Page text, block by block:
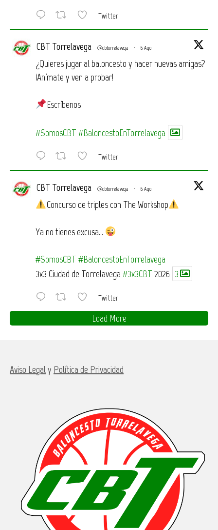
Twitter
CBT Torrelavega @cbtorrelavega · 6 Ago
¿Quieres jugar al baloncesto y hacer nuevas amigas?
¡Anímate y ven a probar!
Escríbenos
#SomosCBT #BaloncestoEnTorrelavega
Twitter
CBT Torrelavega @cbtorrelavega · 6 Ago
Concurso de triples con The Workshop
Ya no tienes excusa…
#SomosCBT #BaloncestoEnTorrelavega
3x3 Ciudad de Torrelavega#3x3CBT 2026 3
Twitter
Load More
Aviso Legaly Política de Privacidad